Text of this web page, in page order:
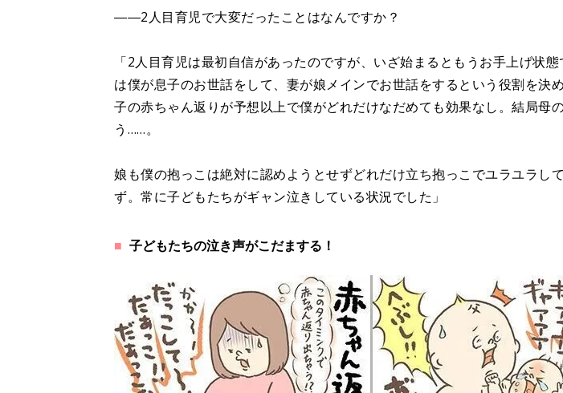
――2人目育児で大変だったことはなんですか？
「2人目育児は最初自信があったのですが、いざ始まるともうお手上げ状
は僕が息子のお世話をして、妻が娘メインでお世話をするという役割を決
子の赤ちゃん返りが予想以上で僕がどれだけなだめても効果なし。結局母
う……。
娘も僕の抱っこは絶対に認めようとせずどれだけ立ち抱っこでユラユラし
ず。常に子どもたちがギャン泣きしている状況でした」
子どもたちの泣き声がこだまする！